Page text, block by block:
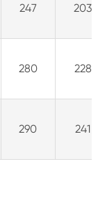
247 203
280 228
290 241